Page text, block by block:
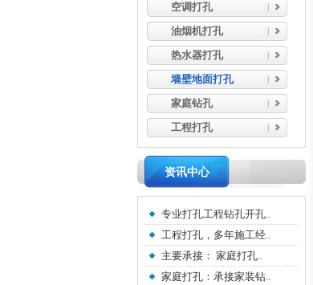
空调打孔
油烟机打孔
热水器打孔
墙壁地面打孔
家庭钻孔
工程打孔
资讯中心
专业打孔工程钻孔开孔..
工程打孔，多年施工经..
主要承接： 家庭打孔..
家庭打孔：承接家装钻..